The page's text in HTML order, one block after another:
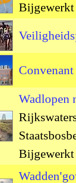
Bijgewerkt
Wadlopen
Bijgewerkt